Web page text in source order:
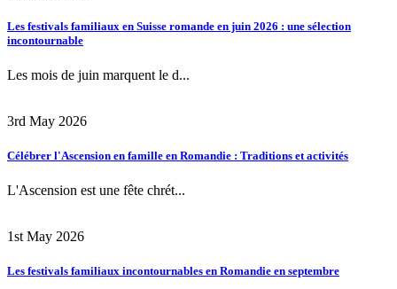
Les festivals familiaux en Suisse romande en juin 2026 : une sélection
incontournable
Les mois de juin marquent le d...
3rd May 2026
Célébrer l'Ascension en famille en Romandie : Traditions et activités
L'Ascension est une fête chrét...
1st May 2026
Les festivals familiaux incontournables en Romandie en septembre